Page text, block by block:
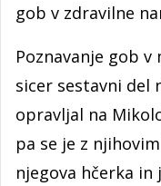
gob v zdravilne
Poznavanje gob
sicer sestavni del
opravljal na
pa se je z
njegova hčerka